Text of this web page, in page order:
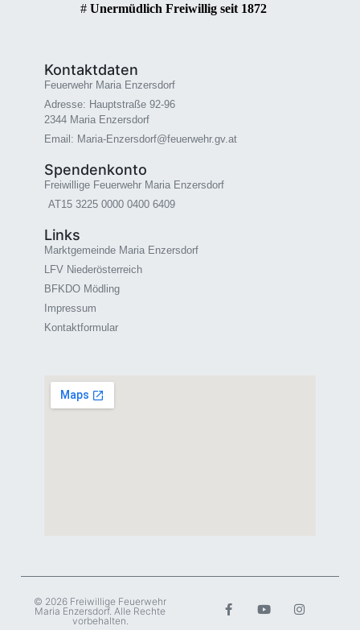
# Unermüdlich Freiwillig seit 1872
Kontaktdaten
Feuerwehr Maria Enzersdorf
Adresse: Hauptstraße 92-96
2344 Maria Enzersdorf
Email: Maria-Enzersdorf@feuerwehr.gv.at
Spendenkonto
Freiwillige Feuerwehr Maria Enzersdorf
AT15 3225 0000 0400 6409
Links
Marktgemeinde Maria Enzersdorf
LFV Niederösterreich
BFKDO Mödling
Impressum
Kontaktformular
© 2026 Freiwillige Feuerwehr
Maria Enzersdorf. Alle Rechte
vorbehalten.